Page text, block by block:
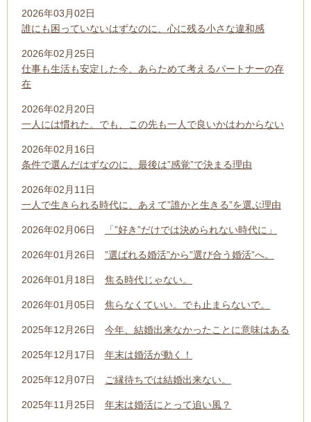
2026年03月02日
誰にも困っていないはずなのに、心に残る小さな違和感
2026年02月25日
仕事も生活も安定した今、あらためて考えるパートナーの存
在
2026年02月20日
一人には慣れた。でも、この先も一人で良いかはわからない
2026年02月16日
条件で選んだはずなのに、最後は”感覚”で決まる理由
2026年02月11日
一人で生きられる時代に、あえて”誰かと生きる”を選ぶ理由
2026年02月06日 「”好き”だけでは決められない時代に」
2026年01月26日 ”選ばれる婚活”から”選び合う婚活”へ。
2026年01月18日 焦る時代じゃない。
2026年01月05日 焦らなくていい。でも止まらないで。
2025年12月26日 今年、結婚出来なかったことに意味はある
2025年12月17日 年末は婚活が動く！
2025年12月07日 ご縁待ちでは結婚出来ない。
2025年11月25日 年末は婚活にとって追い風？